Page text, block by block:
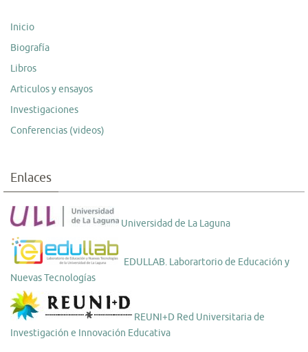
Inicio
Biografía
Libros
Articulos y ensayos
Investigaciones
Conferencias (videos)
Enlaces
Universidad de La Laguna
EDULLAB. Laborartorio de Educación y
Nuevas Tecnologías
REUNI+D Red Universitaria de
Investigación e Innovación Educativa